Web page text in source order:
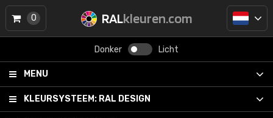
RALkleuren.com
Donker Licht
MENU
KLEURSYSTEEM: RAL DESIGN
0